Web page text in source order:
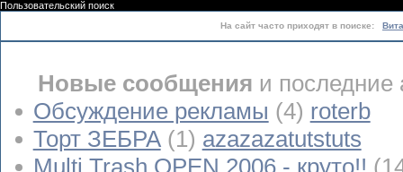
Пользовательский поиск
На сайт часто приходят в поиске:
Новые сообщения и последние
Обсуждение рекламы (4) roterb
Торт ЗЕБРА (1) azazazatutstuts
Multi Trash OPEN 2006 - круто!!